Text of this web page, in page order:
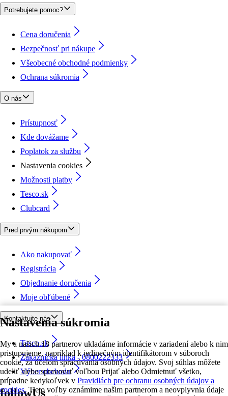
Nastavenia súkromia
My a našich 18 partnerov ukladáme informácie v zariadení alebo k nim
pristupujeme, napríklad k jedinečným identifikátorom v súboroch
cookie, za účelom spracúvania osobných údajov. Svoj súhlas môžete
udeliť alebo spravovať voľbou Prijať alebo Odmietnuť všetko,
prípadne kedykoľvek v Pravidlách pre ochranu osobných údajov a
cookies. Tieto voľby oznámime našim partnerom a neovplyvnia údaje
Potrebujete pomoc?
Cena doručenia
Bezpečnosť pri nákupe
Všeobecné obchodné podmienky
Ochrana súkromia
O nás
Prístupnosť
Kde dovážame
Poplatok za službu
Nastavenia cookies
Možnosti platby
Tesco.sk
Clubcard
Pred prvým nákupom
Ako nakupovať
Registrácia
Objednanie doručenia
Moje obľúbené
Kontaktujte nás
Tesco.sk
Zákaznícka linka - 0800222333
Výber obchodu
followUs